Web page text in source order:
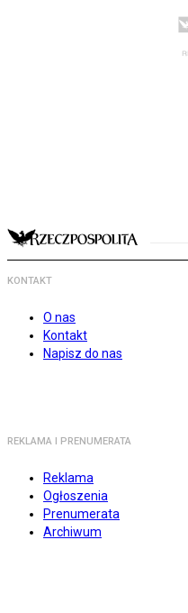
KONTAKT
O nas
Kontakt
Napisz do nas
REKLAMA I PRENUMERATA
Reklama
Ogłoszenia
Prenumerata
Archiwum